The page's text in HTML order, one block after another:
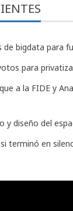
de bigdata para
para
a la FIDE y
y diseño del
terminó en